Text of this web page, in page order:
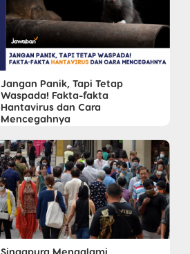
Jangan Panik, Tapi Tetap
Waspada! Fakta-fakta
Hantavirus dan Cara
Mencegahnya
Singapura Mengalami